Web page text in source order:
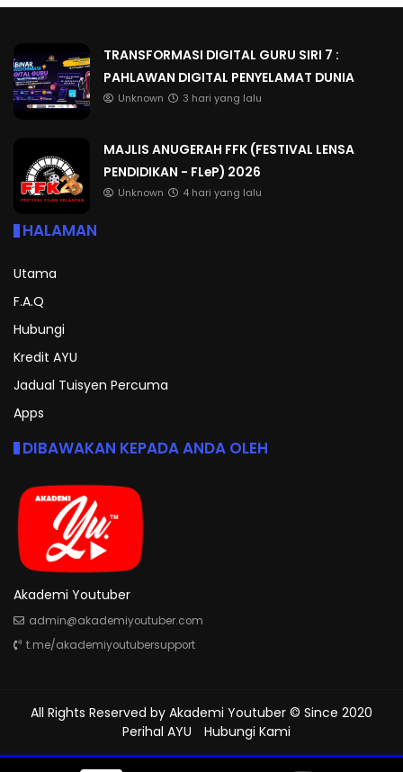
TRANSFORMASI DIGITAL GURU SIRI 7 :
PAHLAWAN DIGITAL PENYELAMAT DUNIA
Unknown 3 hari yang lalu
MAJLIS ANUGERAH FFK (FESTIVAL LENSA
PENDIDIKAN - FLeP) 2026
Unknown 4 hari yang lalu
HALAMAN
Utama
F.A.Q
Hubungi
Kredit AYU
Jadual Tuisyen Percuma
Apps
DIBAWAKAN KEPADA ANDA OLEH
Akademi Youtuber
admin@akademiyoutuber.com
t.me/akademiyoutubersupport
All Rights Reserved by Akademi Youtuber © Since 2020
Perihal AYU
Hubungi Kami